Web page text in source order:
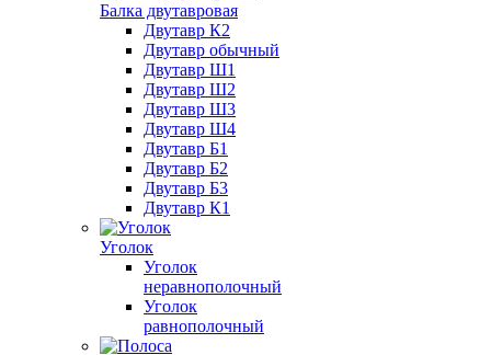
Балка двутавровая
Двутавр К2
Двутавр обычный
Двутавр Ш1
Двутавр Ш2
Двутавр Ш3
Двутавр Ш4
Двутавр Б1
Двутавр Б2
Двутавр Б3
Двутавр К1
Уголок
Уголок
неравнополочный
Уголок
равнополочный